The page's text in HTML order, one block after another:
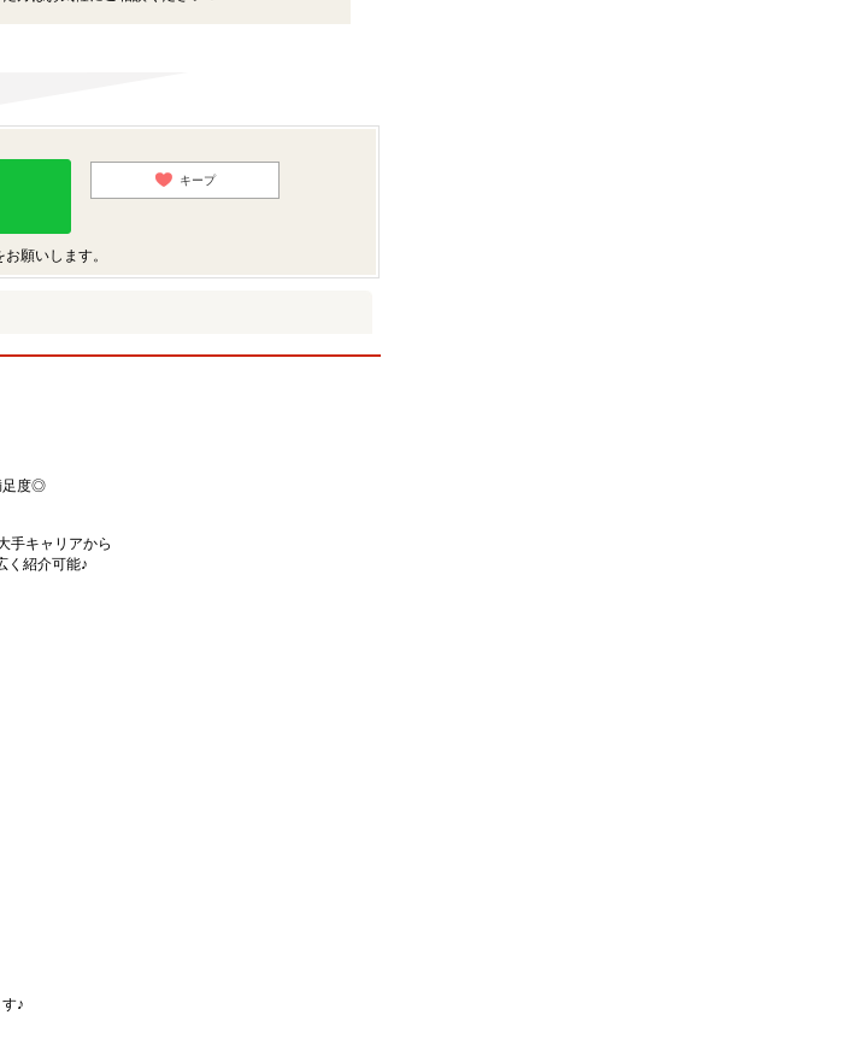
キープ
願いします。
足度◎
手キャリアから
く紹介可能♪
♪